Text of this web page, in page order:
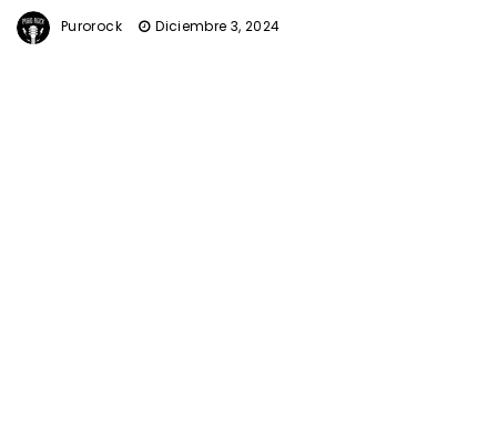
Purorock Diciembre 3, 2024